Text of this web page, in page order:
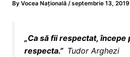
By Vocea Națională /septembrie 13, 2019
„Ca să fii respectat, începe
respecta.” Tudor Arghezi